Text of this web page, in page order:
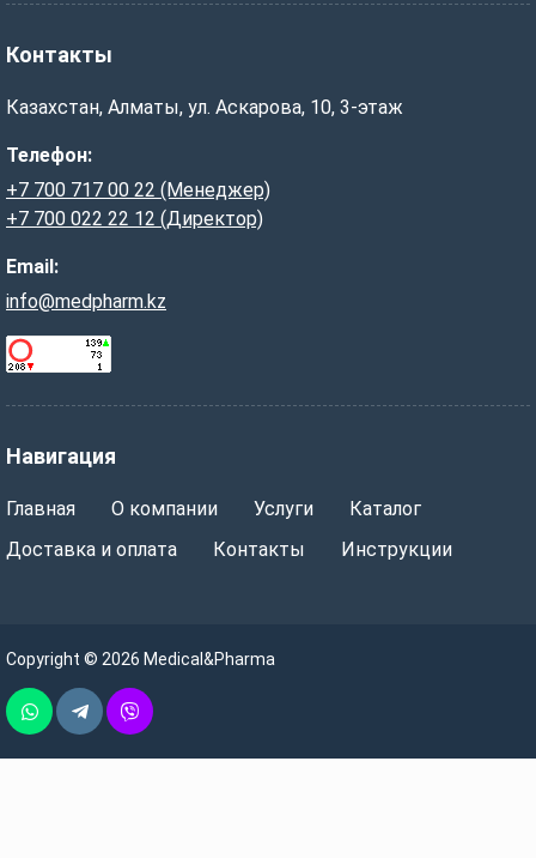
Навигация
Главная О компании Услуги
Каталог
Доставка и оплата
Контакты Инструкции
Контакты
Казахстан, Алматы, ул. Аскарова, 10, 3-этаж
Телефон:
+7 700 717 00 22 (Менеджер)
+7 700 022 22 12 (Директор)
Email:
info@medpharm.kz
Copyright © 2026 Medical&Pharma
WhatsappTelegramVber